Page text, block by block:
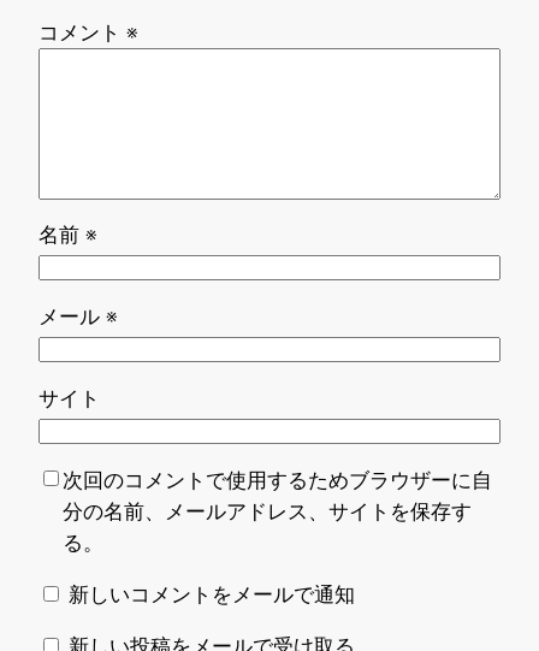
コメント ※
名前 ※
メール ※
サイト
次回のコメントで使用するためブラウザーに自
分の名前、メールアドレス、サイトを保存す
る。
新しいコメントをメールで通知
新しい投稿をメールで受け取る